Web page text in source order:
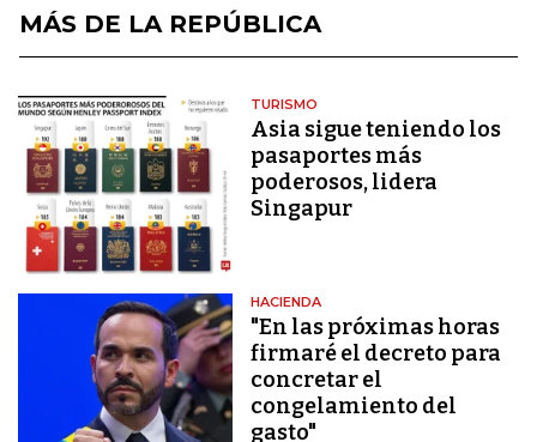
MÁS DE LA REPÚBLICA
TURISMO
Asia sigue teniendo los
pasaportes más
poderosos, lidera
Singapur
HACIENDA
"En las próximas horas
firmaré el decreto para
concretar el
congelamiento del
gasto"